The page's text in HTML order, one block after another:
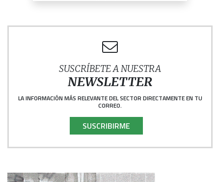
SUSCRÍBETE A NUESTRA
NEWSLETTER
LA INFORMACIÓN MÁS RELEVANTE DEL SECTOR DIRECTAMENTE EN TU
CORREO.
SUSCRIBIRME